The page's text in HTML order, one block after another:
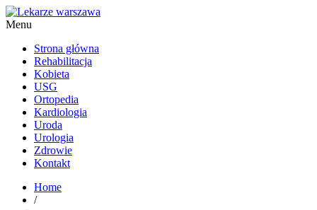
Menu
Strona główna
Rehabilitacja
Kobieta
USG
Ortopedia
Kardiologia
Uroda
Urologia
Zdrowie
Kontakt
Home
/